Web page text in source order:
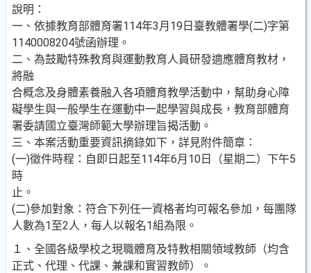
說明：
一、依據教育部體育署114年3月19日臺教體署學(二)字第
1140008204號函辦理。
二、為鼓勵特殊教育與運動教育人員研發適應體育教材，
將融
合概念及身體素養融入各項體育教學活動中，幫助身心障
礙學生與一般學生在運動中一起學習與成長，教育部體育
署委請國立臺灣師範大學辦理旨揭活動。
三、本案活動重要資訊摘錄如下，詳見附件簡章：
(一)徵件時程：自即日起至114年6月10日（星期二）下午5
時
止。
(二)參加對象：符合下列任一資格者均可報名參加，每團隊
人數為1至2人，每人以報名1組為限。
１、全國各級學校之現職體育及特教相關領域教師（均含
正式、代理、代課、兼課和實習教師）。